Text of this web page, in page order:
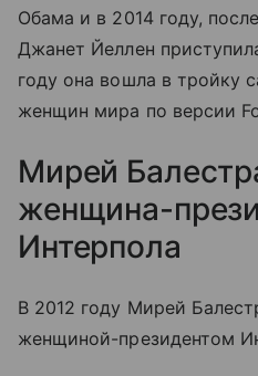
Обама и в 2014 году,
Джанет Йеллен
году она вошла в тройку
женщин мира по версии
Мирей
женщина-
Интерпола
В 2012 году Мирей
женщиной-президентом